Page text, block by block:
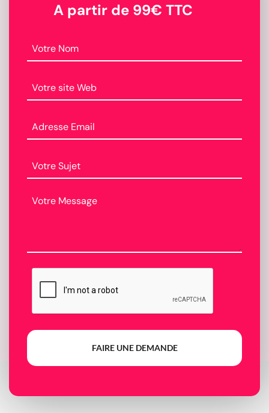
A partir de 99€ TTC
FAIRE UNE DEMANDE